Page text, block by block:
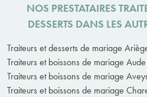
NOS PRESTATAIRES
DESSERTS DANS LES
Traiteurs et desserts de mariage
Traiteurs et boissons de mariage Aude
Traiteurs et boissons de mariage
Traiteurs et boissons de mariage